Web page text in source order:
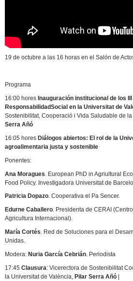
19 de octubre a las 16 horas en el Salón de
Programa
16:00 horesInauguración institucional de los
ResponsabilidadSocial en la Universitat de
Sostenibilitat, Cooperació i Vida Saludable de
Serra Añó
16:05 hores Diálogos abiertos: El rol de la
agroalimentaria justa y sostenible
Ponentes:
Ana Moragues . European PhD in Agriultural
Food Policy. Investigadora Universitat de
Patricia Dopazo. Cooperativa el Pa Sencer.
Edurne Caballero. Presidenta de CERAI
Agricultura Internacional).
María Cortés. Red de Soluciones para el
Unidas.
Modera: Nuria García Cebrián. Periodista
17:45Clausura: Vicerectora de Sostenibilitat
la Universitat de València, Pilar Serra Añó